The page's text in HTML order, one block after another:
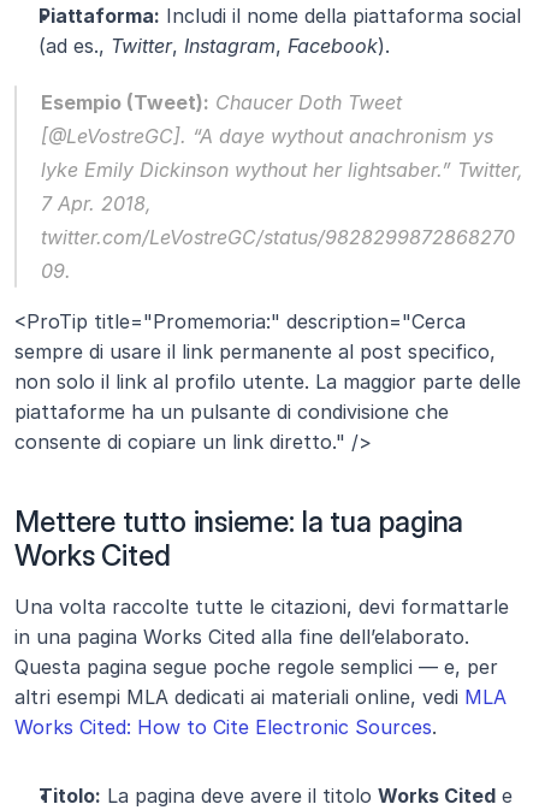
Piattaforma: Includi il nome della piattaforma social
(ad es., Twitter, Instagram, Facebook).
Esempio (Tweet): Chaucer Doth Tweet
[@LeVostreGC]. “A daye wythout anachronism ys
lyke Emily Dickinson wythout her lightsaber.” Twitter,
7 Apr. 2018,
twitter.com/LeVostreGC/status/9828299872868270
09.
<ProTip title="Promemoria:" description="Cerca
sempre di usare il link permanente al post specifico,
non solo il link al profilo utente. La maggior parte delle
piattaforme ha un pulsante di condivisione che
consente di copiare un link diretto." />
Mettere tutto insieme: la tua pagina
Works Cited
Una volta raccolte tutte le citazioni, devi formattarle
in una pagina Works Cited alla fine dell’elaborato.
Questa pagina segue poche regole semplici — e, per
altri esempi MLA dedicati ai materiali online, vedi MLA
Works Cited: How to Cite Electronic Sources.
Titolo: La pagina deve avere il titolo Works Cited e